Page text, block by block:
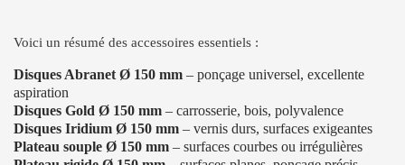
Voici un résumé des accessoires essentiels :
Disques Abranet Ø 150 mm – ponçage universel, excellente
aspiration
Disques Gold Ø 150 mm – carrosserie, bois, polyvalence
Disques Iridium Ø 150 mm – vernis durs, surfaces exigeantes
Plateau souple Ø 150 mm – surfaces courbes ou irrégulières